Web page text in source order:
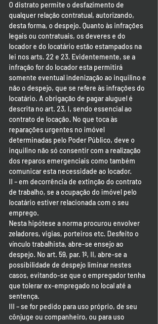
O distrato permite o desfazimento de
qualquer relação contratual, autorizando,
desta forma, o despejo. Quanto às infrações
legais ou contratuais, os deveres e do
locador e do locatário estão estampados na
lei nos arts. 22 e 23. Evidentemente, se a
infração for do locador esta permitirá
somente eventual indenização ao inquilino e
não o despejo, que se refere às infrações do
locatário. A obrigação de pagar aluguel é
descrita no art. 23, I, sendo essencial ao
contrato de locação. No que toca às
reparações urgentes no imóvel
determinadas pelo Poder Público, deve o
inquilino não só consentir com a realização
dos reparos emergenciais como também
comunicar esta necessidade ao locador.
II – em decorrência de extinção do contrato
de trabalho, se a ocupação do imóvel pelo
locatário estiver relacionada com o seu
emprego.
Nesta hipótese a norma procurou envolver
zeladores, vigias, porteiros etc. Desfeito o
vínculo trabalhista, abre-se ensejo ao
despejo. No art. 59, par. 1º, II, abre-se a
possibilidade de despejo liminar nestes
casos, evitando-se que o empregador tenha
que tolerar ex-empregado no local até a
sentença.
III – se for pedido para uso próprio, de seu
cônjuge ou companheiro, ou para uso